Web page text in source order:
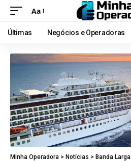
Aa
Últimas Negócios e Operadoras
Minha Operadora > Notícias > Banda Larga